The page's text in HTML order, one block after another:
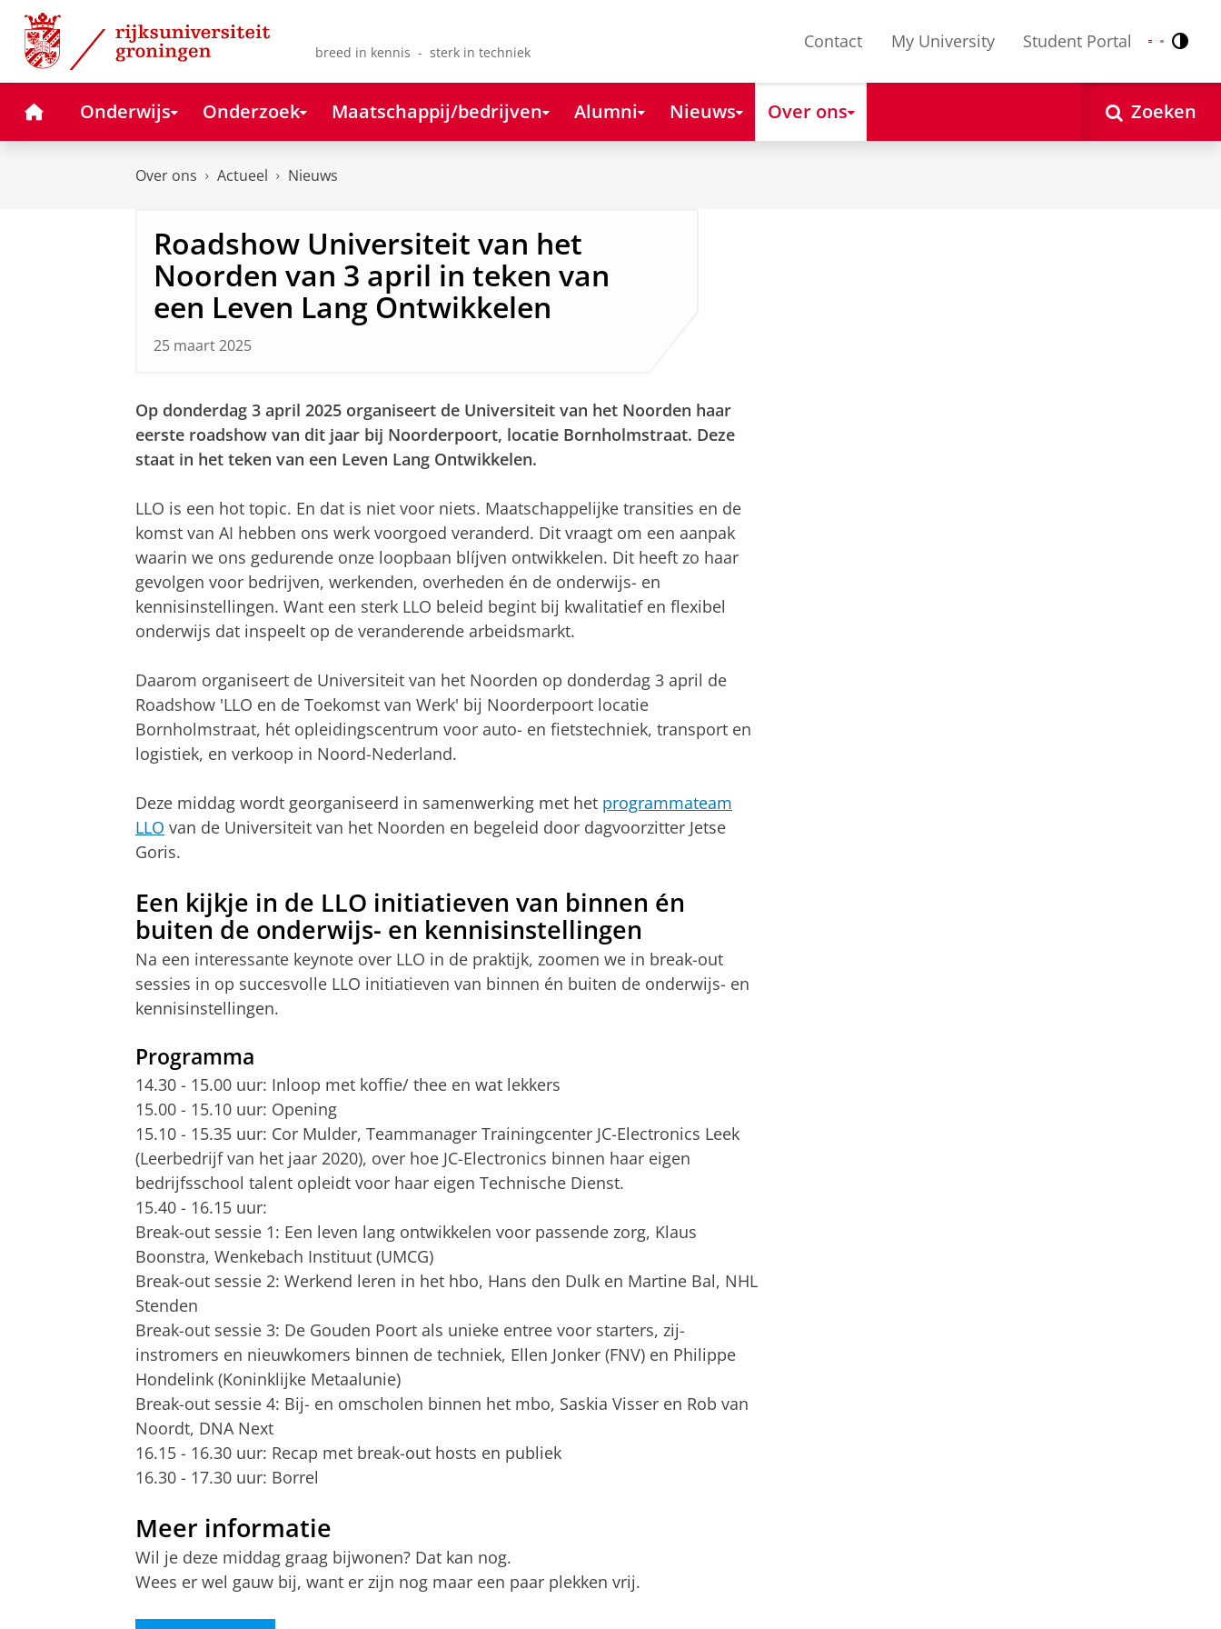
Skip
Content
Skip
Navigation
breed in kennis - sterk in techniek
Contact My University Student Portal Nederlands
English
HomeOnderwijs Onderzoek Maatschappij/bedrijven Alumni Nieuws Over ons Zoeken
Over ons Actueel Nieuws
Roadshow Universiteit van het
Noorden van 3 april in teken van
een Leven Lang Ontwikkelen
25 maart 2025
Op donderdag 3 april 2025 organiseert de Universiteit van het Noorden haar
eerste roadshow van dit jaar bij Noorderpoort, locatie Bornholmstraat. Deze
staat in het teken van een Leven Lang Ontwikkelen.
LLO is een hot topic. En dat is niet voor niets. Maatschappelijke transities en de
komst van AI hebben ons werk voorgoed veranderd. Dit vraagt om een aanpak
waarin we ons gedurende onze loopbaan blíjven ontwikkelen. Dit heeft zo haar
gevolgen voor bedrijven, werkenden, overheden én de onderwijs- en
kennisinstellingen. Want een sterk LLO beleid begint bij kwalitatief en flexibel
onderwijs dat inspeelt op de veranderende arbeidsmarkt.
Daarom organiseert de Universiteit van het Noorden op donderdag 3 april de
Roadshow 'LLO en de Toekomst van Werk' bij Noorderpoort locatie
Bornholmstraat, hét opleidingscentrum voor auto- en fietstechniek, transport en
logistiek, en verkoop in Noord-Nederland.
Deze middag wordt georganiseerd in samenwerking met het programmateam
LLO van de Universiteit van het Noorden en begeleid door dagvoorzitter Jetse
Goris.
Een kijkje in de LLO initiatieven van binnen én
buiten de onderwijs- en kennisinstellingen
Na een interessante keynote over LLO in de praktijk, zoomen we in break-out
sessies in op succesvolle LLO initiatieven van binnen én buiten de onderwijs- en
kennisinstellingen.
Programma
14.30 - 15.00 uur: Inloop met koffie/ thee en wat lekkers
15.00 - 15.10 uur: Opening
15.10 - 15.35 uur: Cor Mulder, Teammanager Trainingcenter JC-Electronics Leek
(Leerbedrijf van het jaar 2020), over hoe JC-Electronics binnen haar eigen
bedrijfsschool talent opleidt voor haar eigen Technische Dienst.
15.40 - 16.15 uur:
Break-out sessie 1: Een leven lang ontwikkelen voor passende zorg, Klaus
Boonstra, Wenkebach Instituut (UMCG)
Break-out sessie 2: Werkend leren in het hbo, Hans den Dulk en Martine Bal, NHL
Stenden
Break-out sessie 3: De Gouden Poort als unieke entree voor starters, zij-
instromers en nieuwkomers binnen de techniek, Ellen Jonker (FNV) en Philippe
Hondelink (Koninklijke Metaalunie)
Break-out sessie 4: Bij- en omscholen binnen het mbo, Saskia Visser en Rob van
Noordt, DNA Next
16.15 - 16.30 uur: Recap met break-out hosts en publiek
16.30 - 17.30 uur: Borrel
Meer informatie
Wil je deze middag graag bijwonen? Dat kan nog.
Wees er wel gauw bij, want er zijn nog maar een paar plekken vrij.